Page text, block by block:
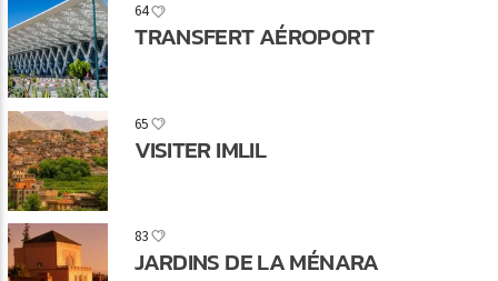
64
TRANSFERT AÉROPORT
65
VISITER IMLIL
83
JARDINS DE LA MÉNARA